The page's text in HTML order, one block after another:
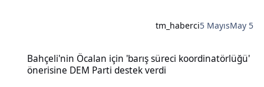
tm_haberci5 MayısMay 5
Bahçeli'nin Öcalan için 'barış süreci koordinatörlüğü'
önerisine DEM Parti destek verdi